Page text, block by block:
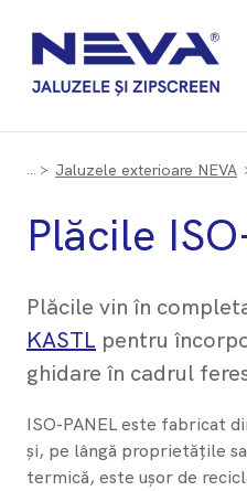
Jaluzele exterioare NEVA
Plăcile
Plăcile vin în
KASTL pentru
ghidare în cadrul
ISO-PANEL este fabricat
și, pe lângă proprietățile
termică, este ușor de